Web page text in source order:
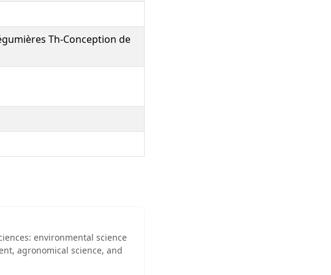
Th-Conception de
environmental science
agronomical science, and